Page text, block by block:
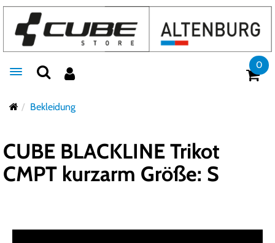
Toggle navigation
0
Bekleidung
CUBE BLACKLINE Trikot
CMPT kurzarm Größe: S